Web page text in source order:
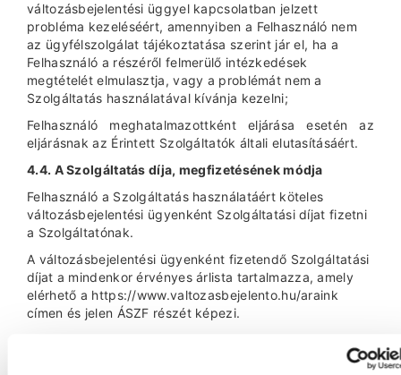
változásbejelentési üggyel kapcsolatban jelzett
probléma kezeléséért, amennyiben a Felhasználó nem
az ügyfélszolgálat tájékoztatása szerint jár el, ha a
Felhasználó a részéről felmerülő intézkedések
megtételét elmulasztja, vagy a problémát nem a
Szolgáltatás használatával kívánja kezelni;
Felhasználó meghatalmazottként eljárása esetén az
eljárásnak az Érintett Szolgáltatók általi elutasításáért.
4.4. A Szolgáltatás díja, megfizetésének módja
Felhasználó a Szolgáltatás használatáért köteles
változásbejelentési ügyenként Szolgáltatási díjat fizetni
a Szolgáltatónak.
A változásbejelentési ügyenként fizetendő Szolgáltatási
díjat a mindenkor érvényes árlista tartalmazza, amely
elérhető a https://www.valtozasbejelento.hu/araink
címen és jelen ÁSZF részét képezi.
Felhasználó a Honlapot kizárólag a saját kockázatára